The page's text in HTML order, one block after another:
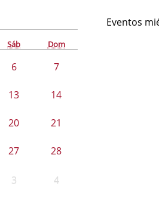
Sáb Dom
6 7
13 14
20 21
27 28
3 4
Eventos